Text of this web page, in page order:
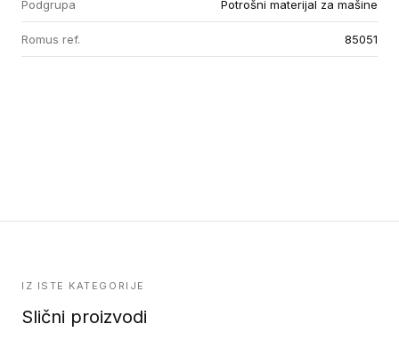
Podgrupa Potrošni materijal za mašine
Romus ref. 85051
IZ ISTE KATEGORIJE
Slični proizvodi